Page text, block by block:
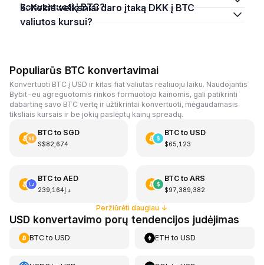
konvertuoti į BTC?
5. Kokie veiksniai daro įtaką DKK į BTC
valiutos kursui?
Populiarūs BTC konvertavimai
Konvertuoti BTC į USD ir kitas fiat valiutas realiuoju laiku. Naudojantis
Bybit-eu agreguotomis rinkos formuotojo kainomis, gali patikrinti
dabartinę savo BTC vertę ir užtikrintai konvertuoti, mėgaudamasis
tiksliais kursais ir be jokių paslėptų kainų spreadų.
BTCto SGD
S$82,674
BTCto USD
$65,123
BTCto AED
د.إ239,164
BTCto ARS
$97,389,382
Peržiūrėti daugiau ↓
USD konvertavimo porų tendencijos judėjimas
BTCto USD ETH toUSD